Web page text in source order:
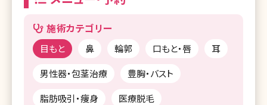
施術カテゴリー
目もと 鼻 輪郭 口もと・唇
耳
男性器・包茎治療
豊胸・バスト
脂肪吸引・痩身
医療脱毛